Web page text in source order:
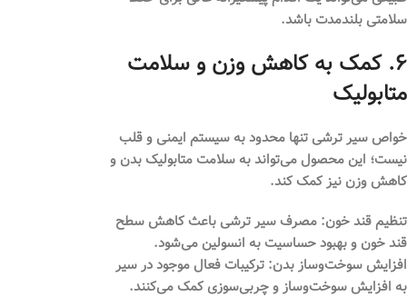
سلامتی بلندمدت باشد.
۶. کمک به کاهش وزن و سلامت
متابولیک
خواص سیر ترشی تنها محدود به سیستم ایمنی و قلب
نیست؛ این محصول می‌تواند به سلامت متابولیک بدن و
کاهش وزن نیز کمک کند.
تنظیم قند خون: مصرف سیر ترشی باعث کاهش سطح
قند خون و بهبود حساسیت به انسولین می‌شود.
افزایش سوخت‌وساز بدن: ترکیبات فعال موجود در سیر
به افزایش سوخت‌وساز و چربی‌سوزی کمک می‌کنند.